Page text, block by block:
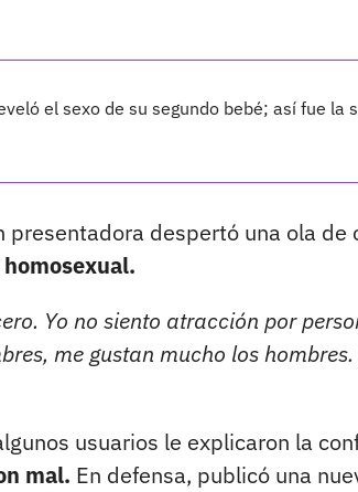
el sexo de su segundo bebé; así fue la
despertó una ola de
Yo no siento atracción por
me gustan mucho los hombres.
usuarios le explicaron la
mal. En defensa, publicó una